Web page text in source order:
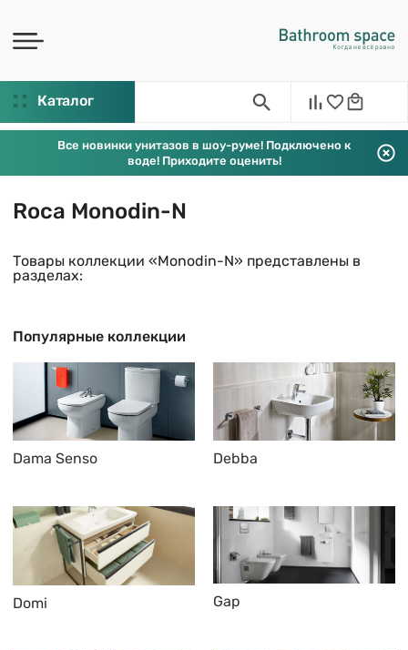
Каталог
Все новинки унитазов в шоу-руме! Подключено к
воде! Приходите оценить!
Roca Monodin-N
Товары коллекции «Monodin-N» представлены в
разделах:
Популярные коллекции
Dama Senso Debba
Domi Gap